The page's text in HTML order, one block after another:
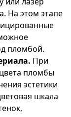
На этом этапе
пломбой.
При
пломбы
эстетики
шкала